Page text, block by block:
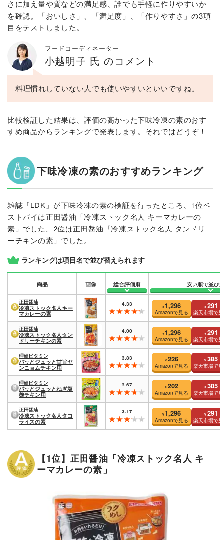
さに加え量や質などの満足感、誰でも手軽に作りやすいか
を確認。「おいしさ」、「満足度」、「作りやすさ」の3項
目をテストしました。
フードコーディネーター
小越明子 氏 のコメント
料理慣れしていない人でも使いやすいといいですね。
比較検証した結果は、評価の高かった下味冷凍の素のおす
すめ商品からランキングで発表します。それではどうぞ！
下味冷凍の素のおすすめランキング
雑誌「LDK」が下味冷凍の素の検証を行ったところ、1位ベ
ストバイは正田醤油「冷凍ストック名人 キーマカレーの
素」でした。2位は正田醤油「冷凍ストック名人 タンドリ
ーチキンの素」でした。
ランキングは項目名で並び替えられます
商品 画像 総合評価順 安い順で並
正田醤油
冷凍ストック名人キー
マカレーの素
4.33 ¥ 1,296
Amazonで見る
¥ 291
楽天市場で
正田醤油
冷凍ストック名人タン
ドリーチキンの素
4.00 ¥ 1,296
Amazonで見る
¥ 291
楽天市場で
理研ビタミン
パッとジュッと甘旨ヤ
ンニョムチキン用
3.83 ¥ 226
Amazonで見る
¥ 385
楽天市場で
理研ビタミン
パッとジュッとねぎ塩
麹チキン用
3.67 ¥ 202
Amazonで見る
¥ 385
楽天市場で
正田醤油
冷凍ストック名人タコ
ライスの素
3.17 ¥ 1,296
Amazonで見る
¥ 291
楽天市場で
【1位】正田醤油「冷凍ストック名人 キ
ーマカレーの素」